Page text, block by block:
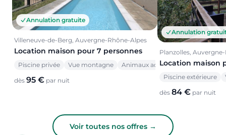
Annulation gratuite
Villeneuve-de-Berg, Auvergne-Rhône-Alpes
Location maison pour 7 personnes
Piscine privée Vue montagne Animaux acceptés
dès 95 € par nuit
Annulation
Planzolles,
Location maison
Piscine extérieure
dès 84 € par nuit
Voir toutes nos offres →